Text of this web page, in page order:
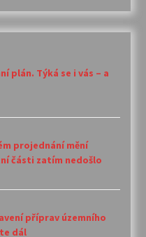
plán. Týká se i vás – a
projednání mění
části zatím nedošlo
příprav územního
dál